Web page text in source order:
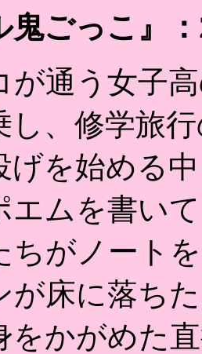
鬼ごっこ』
が通う女子
し、修学旅
げを始める
エムを書い
ちがノート
が床に落ち
をかがめた